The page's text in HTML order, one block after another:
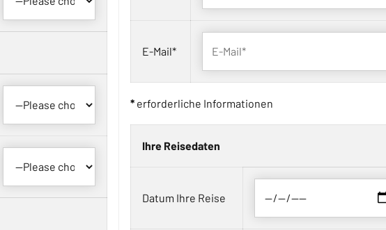
E-Mail*
* erforderliche Informationen
Ihre Reisedaten
Datum Ihre Reise